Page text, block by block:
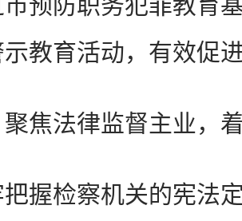
教育活动，有效促
法律监督主业，着
检察机关的宪法定